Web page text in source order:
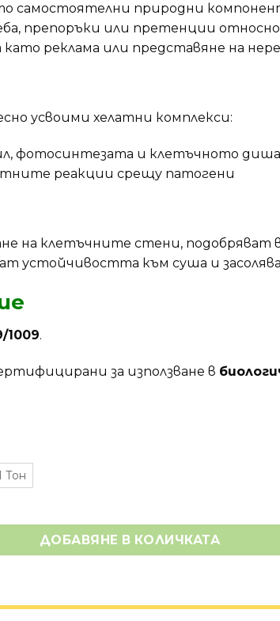
самостоятелни природни
препоръки или претенции
реклама или представяне на
усвоими хелатни комплекси:
фотосинтезата и клетъчното
реакции срещу патогени
на клетъчните стени, подобряват
устойчивостта към суша и
1009.
за използване в
Тон
ДОБАВЯНЕ В КОЛИЧКАТА